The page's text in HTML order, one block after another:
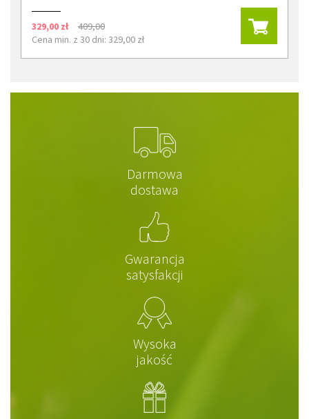
329,00 zł
409,00
Cena min. z 30 dni: 329,00 zł
Darmowa
dostawa
Gwarancja
satysfakcji
Wysoka
jakość